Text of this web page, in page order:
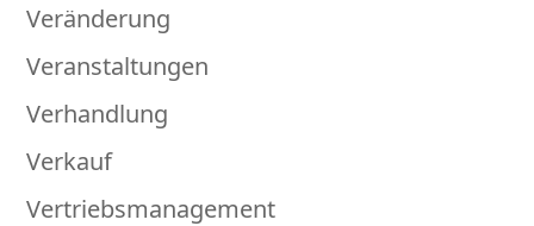
Veränderung
Veranstaltungen
Verhandlung
Verkauf
Vertriebsmanagement